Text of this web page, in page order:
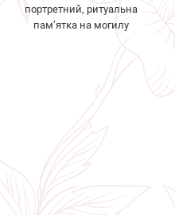
портретний, ритуальна
пам’ятка на могилу